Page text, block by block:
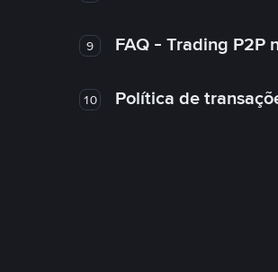
9 FAQ - Trading P2P
10 Política de